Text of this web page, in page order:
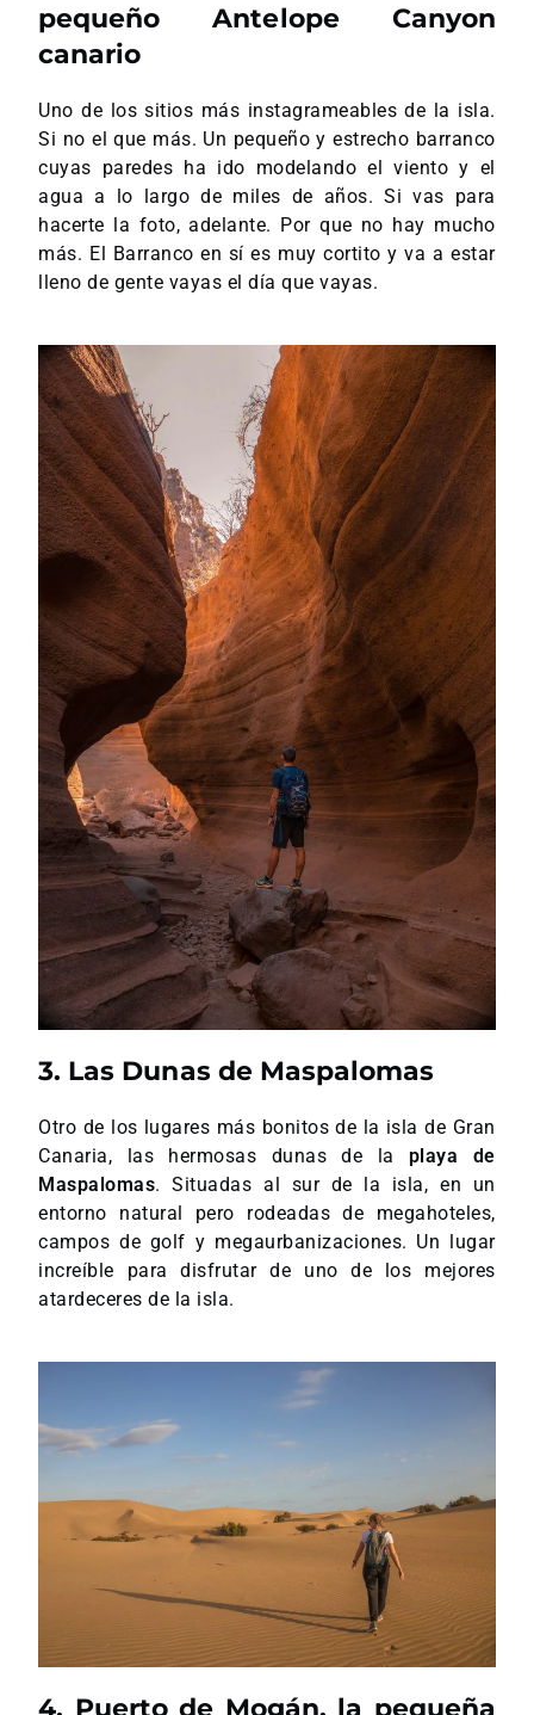
pequeño Antelope Canyon
canario
Uno de los sitios más instagrameables de la isla.
Si no el que más. Un pequeño y estrecho barranco
cuyas paredes ha ido modelando el viento y el
agua a lo largo de miles de años. Si vas para
hacerte la foto, adelante. Por que no hay mucho
más. El Barranco en sí es muy cortito y va a estar
lleno de gente vayas el día que vayas.
3. Las Dunas de Maspalomas
Otro de los lugares más bonitos de la isla de Gran
Canaria, las hermosas dunas de la playa de
Maspalomas. Situadas al sur de la isla, en un
entorno natural pero rodeadas de megahoteles,
campos de golf y megaurbanizaciones. Un lugar
increíble para disfrutar de uno de los mejores
atardeceres de la isla.
4. Puerto de Mogán, la pequeña